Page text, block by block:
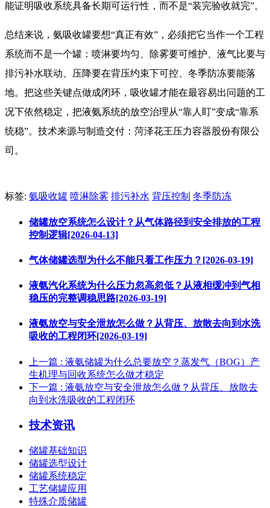
能证明吸收系统具备长期可运行性，而不是“装完验收就完”。
总结来说，氨吸收罐要想“真正有效”，必须把它当作一个工程
系统而不是一个罐：喷淋要均匀、除雾要可维护、液气比要与
排污补水联动、压降要在背压约束下可控、冬季防冻要能落
地。把这些关键点做成闭环，吸收罐才能在最容易出问题的工
况下依然稳定，把液氨系统的放空治理从“靠人盯”变成“靠系
统稳”。技术来源与制造交付：菏泽花王压力容器股份有限公
司。
标签: 氨吸收罐 喷淋除雾 排污补水 背压控制 冬季防冻
储罐放空系统怎么设计？从气体路径到安全排放的工程
控制逻辑[2026-04-13]
气体储罐选型为什么不能只看工作压力？[2026-03-19]
液氨汽化系统为什么压力忽高忽低？从液相缓冲到气相
稳压的完整调稳思路[2026-03-19]
液氨放空与安全泄放怎么做？从背压、放散去向到水洗
吸收的工程闭环[2026-03-19]
上一篇 : 液氨储罐为什么总要放空？蒸发气（BOG）产
生机理与回收系统怎么做才稳定
下一篇 : 液氨放空与安全泄放怎么做？从背压、放散去
向到水洗吸收的工程闭环
技术资讯
储罐基础知识
储罐选型设计
储罐系统稳定
工艺储罐应用
特殊介质储罐